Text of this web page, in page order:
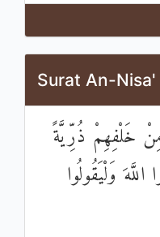
Surat An-
خَلْفِهِمْ ذُرِّيَّةً
وَلْيَقُولُوا